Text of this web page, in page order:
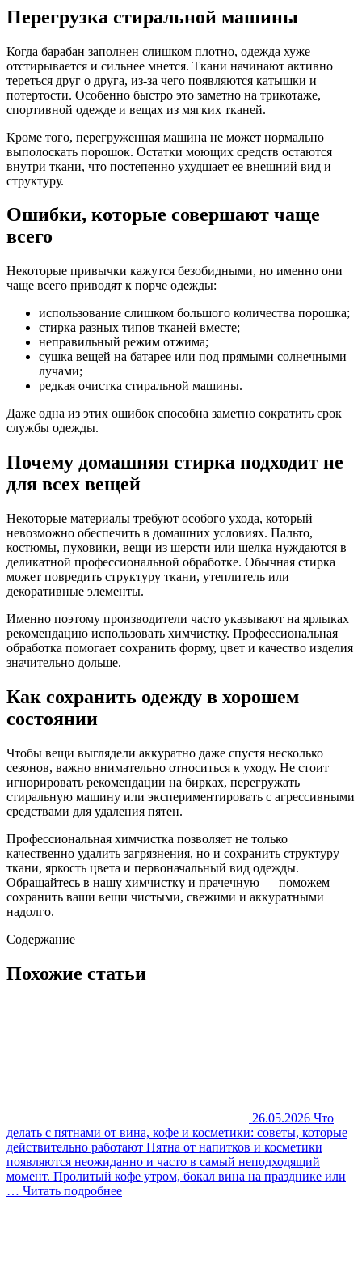
Перегрузка стиральной машины
Когда барабан заполнен слишком плотно, одежда хуже
отстирывается и сильнее мнется. Ткани начинают активно
тереться друг о друга, из-за чего появляются катышки и
потертости. Особенно быстро это заметно на трикотаже,
спортивной одежде и вещах из мягких тканей.
Кроме того, перегруженная машина не может нормально
выполоскать порошок. Остатки моющих средств остаются
внутри ткани, что постепенно ухудшает ее внешний вид и
структуру.
Ошибки, которые совершают чаще
всего
Некоторые привычки кажутся безобидными, но именно они
чаще всего приводят к порче одежды:
использование слишком большого количества порошка;
стирка разных типов тканей вместе;
неправильный режим отжима;
сушка вещей на батарее или под прямыми солнечными
лучами;
редкая очистка стиральной машины.
Даже одна из этих ошибок способна заметно сократить срок
службы одежды.
Почему домашняя стирка подходит не
для всех вещей
Некоторые материалы требуют особого ухода, который
невозможно обеспечить в домашних условиях. Пальто,
костюмы, пуховики, вещи из шерсти или шелка нуждаются в
деликатной профессиональной обработке. Обычная стирка
может повредить структуру ткани, утеплитель или
декоративные элементы.
Именно поэтому производители часто указывают на ярлыках
рекомендацию использовать химчистку. Профессиональная
обработка помогает сохранить форму, цвет и качество изделия
значительно дольше.
Как сохранить одежду в хорошем
состоянии
Чтобы вещи выглядели аккуратно даже спустя несколько
сезонов, важно внимательно относиться к уходу. Не стоит
игнорировать рекомендации на бирках, перегружать
стиральную машину или экспериментировать с агрессивными
средствами для удаления пятен.
Профессиональная химчистка позволяет не только
качественно удалить загрязнения, но и сохранить структуру
ткани, яркость цвета и первоначальный вид одежды.
Обращайтесь в нашу химчистку и прачечную — поможем
сохранить ваши вещи чистыми, свежими и аккуратными
надолго.
Содержание
Похожие статьи
26.05.2026 Что
делать с пятнами от вина, кофе и косметики: советы, которые
действительно работают Пятна от напитков и косметики
появляются неожиданно и часто в самый неподходящий
момент. Пролитый кофе утром, бокал вина на празднике или
… Читать подробнее